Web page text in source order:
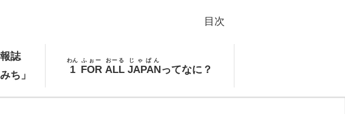
誌
ち」
1
わん
FOR
ふぉー
ALL
おーる
JAPAN
じゃぱん
ってなに？
目次